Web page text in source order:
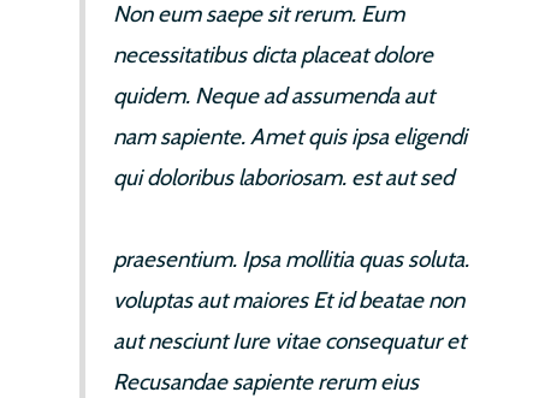
Non eum saepe sit rerum. Eum
necessitatibus dicta placeat dolore
quidem. Neque ad assumenda aut
nam sapiente. Amet quis ipsa eligendi
qui doloribus laboriosam. est aut sed
praesentium. Ipsa mollitia quas soluta.
voluptas aut maiores Et id beatae non
aut nesciunt Iure vitae consequatur et
Recusandae sapiente rerum eius